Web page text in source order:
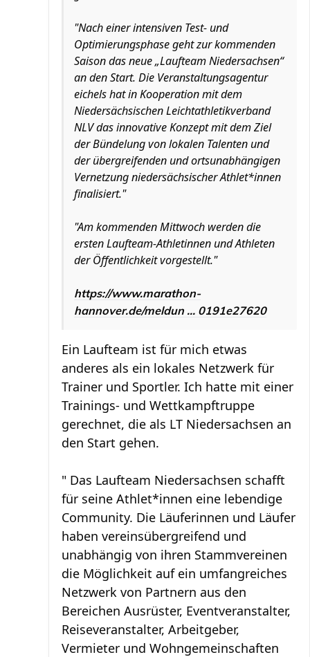
"Nach einer intensiven Test- und
Optimierungsphase geht zur kommenden
Saison das neue „Laufteam Niedersachsen“
an den Start. Die Veranstaltungsagentur
eichels hat in Kooperation mit dem
Niedersächsischen Leichtathletikverband
NLV das innovative Konzept mit dem Ziel
der Bündelung von lokalen Talenten und
der übergreifenden und ortsunabhängigen
Vernetzung niedersächsischer Athlet*innen
finalisiert."
"Am kommenden Mittwoch werden die
ersten Laufteam-Athletinnen und Athleten
der Öffentlichkeit vorgestellt."
https://www.marathon-
hannover.de/meldun ... 0191e27620
Ein Laufteam ist für mich etwas
anderes als ein lokales Netzwerk für
Trainer und Sportler. Ich hatte mit einer
Trainings- und Wettkampftruppe
gerechnet, die als LT Niedersachsen an
den Start gehen.
" Das Laufteam Niedersachsen schafft
für seine Athlet*innen eine lebendige
Community. Die Läuferinnen und Läufer
haben vereinsübergreifend und
unabhängig von ihren Stammvereinen
die Möglichkeit auf ein umfangreiches
Netzwerk von Partnern aus den
Bereichen Ausrüster, Eventveranstalter,
Reiseveranstalter, Arbeitgeber,
Vermieter und Wohngemeinschaften